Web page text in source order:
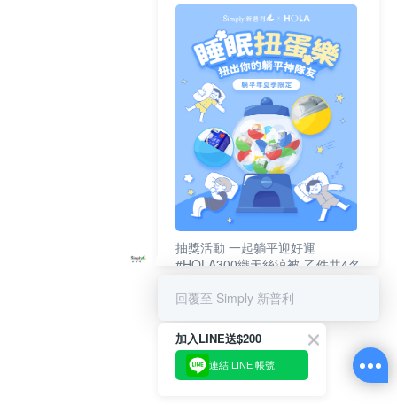
抽獎活動 一起躺平迎好運
#HOLA300織天絲涼被-乙件共4名
回覆至 Simply 新普利
加入LINE送$200
連結 LINE 帳號